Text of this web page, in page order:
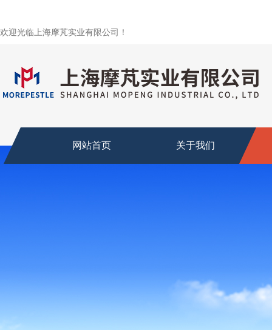
欢迎光临上海摩芃实业有限公司！
网站首页 关于我们